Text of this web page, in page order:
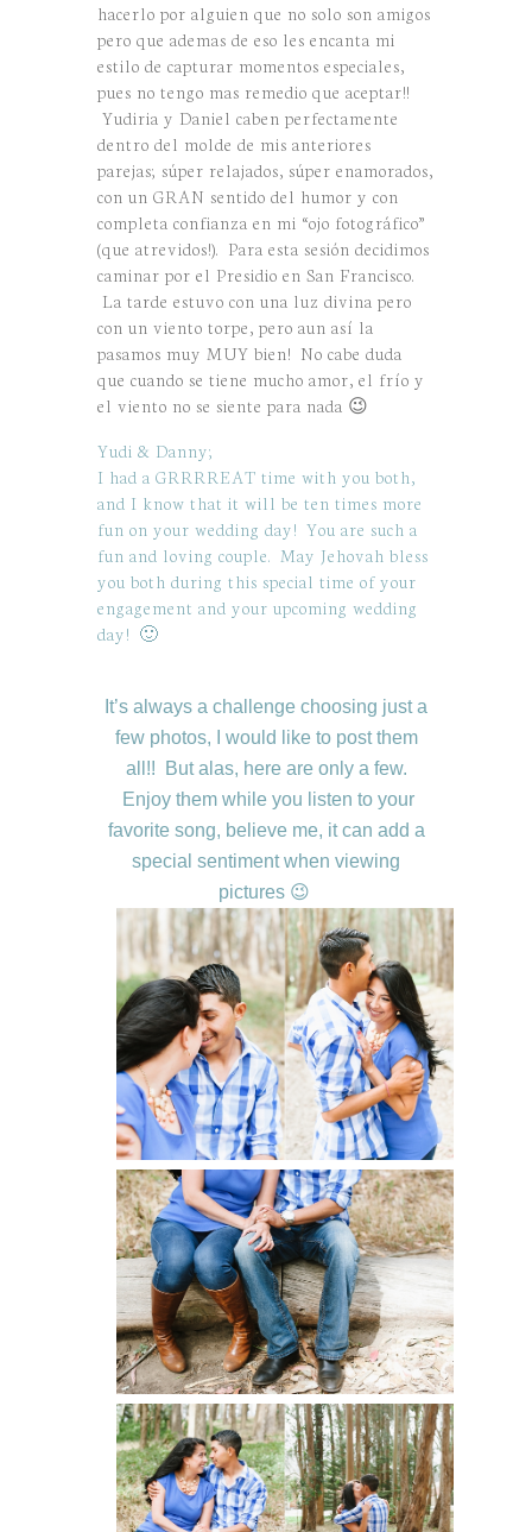
hacerlo por alguien que no solo son amigos
pero que ademas de eso les encanta mi
estilo de capturar momentos especiales,
pues no tengo mas remedio que aceptar!!
Yudiria y Daniel caben perfectamente
dentro del molde de mis anteriores
parejas; súper relajados, súper enamorados,
con un GRAN sentido del humor y con
completa confianza en mi “ojo fotográfico”
(que atrevidos!). Para esta sesión decidimos
caminar por el Presidio en San Francisco.
La tarde estuvo con una luz divina pero
con un viento torpe, pero aun así la
pasamos muy MUY bien! No cabe duda
que cuando se tiene mucho amor, el frío y
el viento no se siente para nada 😉
Yudi & Danny;
I had a GRRRREAT time with you both,
and I know that it will be ten times more
fun on your wedding day! You are such a
fun and loving couple. May Jehovah bless
you both during this special time of your
engagement and your upcoming wedding
day! 🙂
It’s always a challenge choosing just a
few photos, I would like to post them
all!! But alas, here are only a few.
Enjoy them while you listen to your
favorite song, believe me, it can add a
special sentiment when viewing
pictures 😉